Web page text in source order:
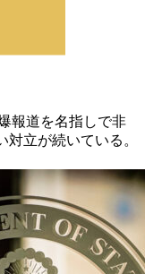
報道を名指しで非
立が続いている。